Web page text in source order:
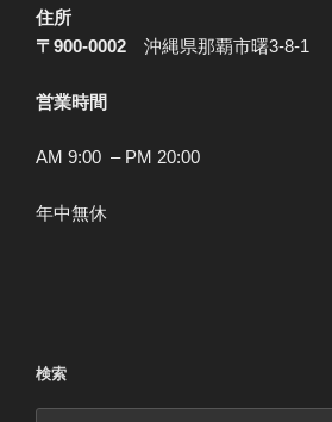
住所
〒900-0002 沖縄県那覇市曙3-8-1
営業時間
AM 9:00 – PM 20:00
年中無休
検索